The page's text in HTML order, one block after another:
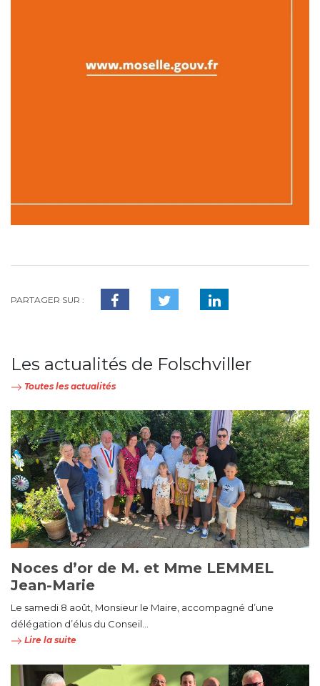
PARTAGER SUR :
Les actualités de Folschviller
Toutes les actualités
Noces d’or de M. et Mme LEMMEL
Jean-Marie
Le samedi 8 août, Monsieur le Maire, accompagné d’une
délégation d’élus du Conseil...
Lire la suite